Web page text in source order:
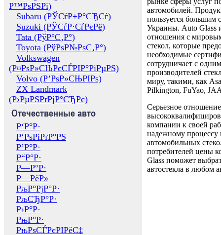
Р™РѕРЅРі)
Subaru (РЎСѓР±Р°СЂСѓ)
Suzuki (РЎСѓР·СѓРєРё)
Tata (РўР°С‚Р°)
Toyota (РўРѕР№РѕС‚Р°)
Volkswagen
(Р¤РѕР»СЊРєСЃРІР°РіРµРЅ)
Volvo (Р’РѕР»СЊРІРѕ)
ZX Landmark
(Р›РµРЅРґРјР°СЂРє)
Отечественные авто
Р‘Р°Р·
Р‘РѕРіРґР°РЅ
Р’Р°Р·
Р“Р°Р·
Р—Р°Р·
Р—РёР»
РљР°РјР°Р·
РљСЂР°Р·
Р›Р°Р·
РњР°Р·
РњРѕСЃРєРІРёС‡
автомобилей.
пользуется большим
Украины. Auto Glass
отношения с
стекол, которые
необходимые
сотрудничает с
производителей
миру, такими, как
Pilkington, FuYao,
Серьезное отношение
компании к своей
надежному процессу
автомобильных
потребителей цены
Glass поможет
автостекла в любом